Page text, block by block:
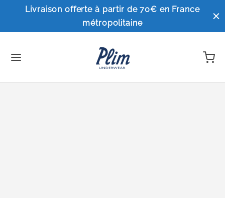
Livraison offerte à partir de 70€ en France
métropolitaine